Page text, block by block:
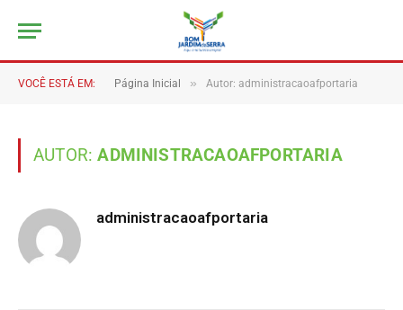
VOCÊ ESTÁ EM: Página Inicial » Autor: administracaoafportaria
AUTOR:ADMINISTRACAOAFPORTARIA
administracaoafportaria